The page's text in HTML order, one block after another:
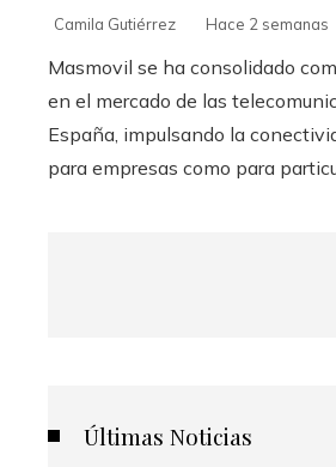
Camila Gutiérrez Hace 2 semanas
Masmovil se ha consolidado
en el mercado de las
España, impulsando la
para empresas como para
Últimas Noticias